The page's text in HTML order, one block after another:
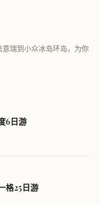
瑞到小众冰岛环岛，为你
6日游
格25日游